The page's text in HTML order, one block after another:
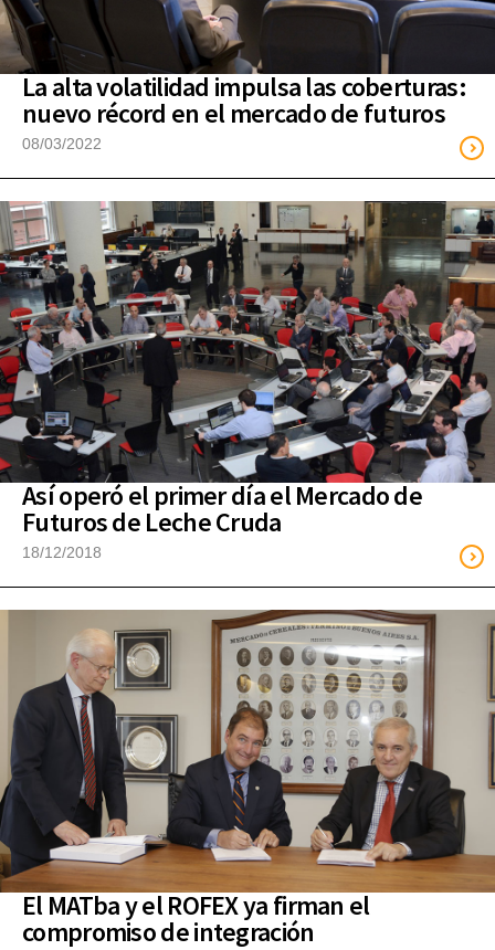
La alta volatilidad impulsa las coberturas:
nuevo récord en el mercado de futuros
08/03/2022
Así operó el primer día el Mercado de
Futuros de Leche Cruda
18/12/2018
El MATba y el ROFEX ya firman el
compromiso de integración